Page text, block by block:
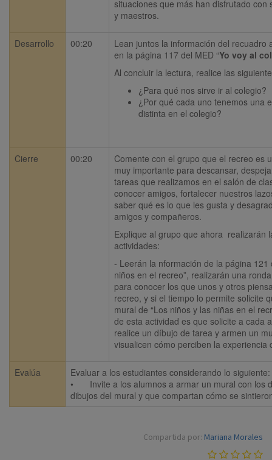
situaciones que más han disfrutado con
y maestros.
Desarrollo 00:20
Lean juntos la información del recuadro
en la página 117 del MED “Yo voy al
Al concluir la lectura, realice las
¿Para qué nos sirve ir al colegio?
¿Por qué cada uno tenemos una
distinta en el colegio?
Cierre 00:20
Comente con el grupo que el recreo es
muy importante para descansar,
tareas que realizamos en el salón de
conocer amigos, fortalecer nuestros
saber qué es lo que les gusta y
amigos y compañeros.
Explique al grupo que ahora  realizarán
actividades:
- Leerán la nformación de la página 121
niños en el recreo”, realizarán una
para conocer los que unos y otros
recreo, y si el tiempo lo permite solicite
mural de “Los niños y las niñas en el
de esta actividad es que solicite a cada
realice un díbujo de tarea y armen un
visualicen cómo perciben la experiencia
Evalúa
Evaluar a los estudiantes considerando lo siguiente:
•	Invite a los alumnos a armar un mural con los dibujos que hicieron en casa. Pida que vean con atención los
dibujos del mural y que compartan cómo se
Compartida por: Mariana Morales